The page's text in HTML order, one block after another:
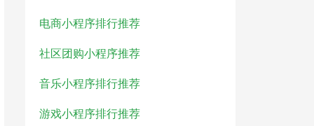
电商小程序排行推荐
社区团购小程序推荐
音乐小程序排行推荐
游戏小程序排行推荐